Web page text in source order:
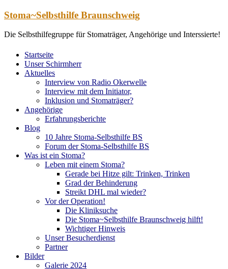
Zum
springen
Stoma~Selbsthilfe Braunschweig
Die Selbsthilfegruppe für Stomaträger, Angehörige und Interssierte!
Startseite
Unser Schirmherr
Aktuelles
Interview von Radio Okerwelle
Interview mit dem Initiator,
Inklusion und Stomaträger?
Angehörige
Erfahrungsberichte
Blog
10 Jahre Stoma-Selbsthilfe BS
Forum der Stoma-Selbsthilfe BS
Was ist ein Stoma?
Leben mit einem Stoma?
Gerade bei Hitze gilt: Trinken, Trinken
Grad der Behinderung
Streikt DHL mal wieder?
Vor der Operation!
Die Kliniksuche
Die Stoma~Selbsthilfe Braunschweig hilft!
Wichtiger Hinweis
Unser Besucherdienst
Partner
Bilder
Galerie 2024